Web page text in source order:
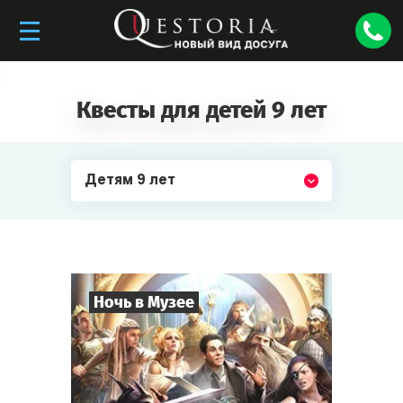
Квесты для детей 9 лет
Детям 9 лет
Ночь в Музее
Игроков 8-35
Время игры 2-3 ч.